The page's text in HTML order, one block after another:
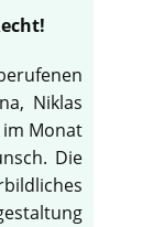
Niklas
Monat
Die